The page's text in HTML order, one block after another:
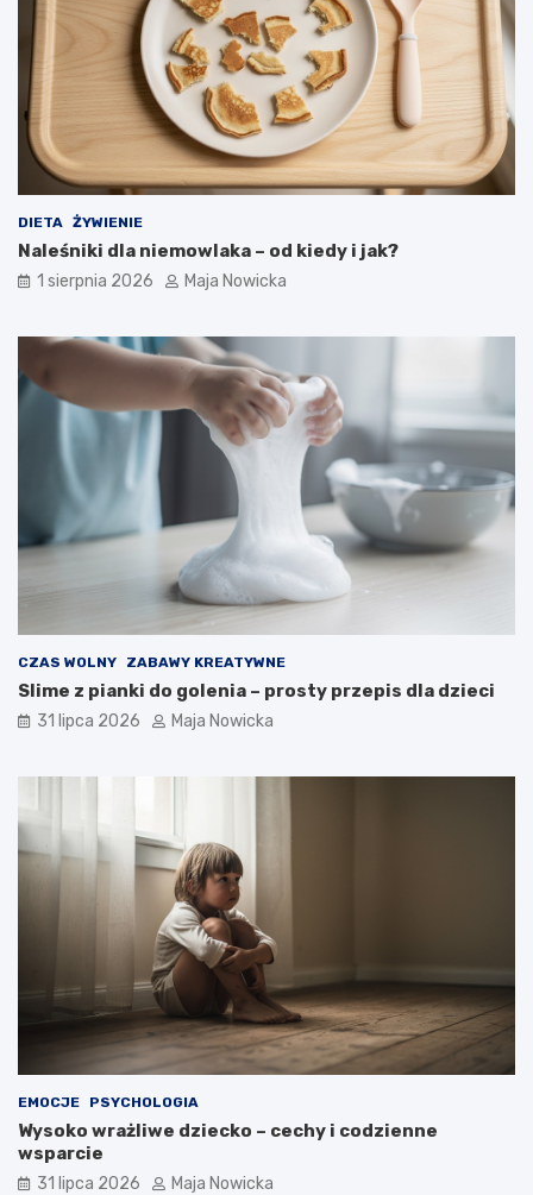
DIETA ŻYWIENIE
Naleśniki dla niemowlaka – od kiedy i jak?
1 sierpnia 2026 Maja Nowicka
CZAS WOLNY ZABAWY KREATYWNE
Slime z pianki do golenia – prosty przepis dla dzieci
31 lipca 2026 Maja Nowicka
EMOCJE PSYCHOLOGIA
Wysoko wrażliwe dziecko – cechy i codzienne
wsparcie
31 lipca 2026 Maja Nowicka